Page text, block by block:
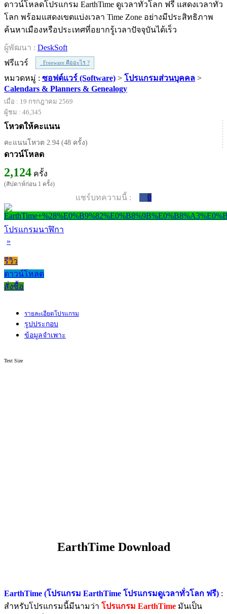
ดาวน์โหลดโปรแกรม EarthTime ดูเวลาทั่วโลก ฟรี แสดงเวลาทั่ว
โลก พร้อมแสดงเขตแบ่งเวลา Time Zone อย่างมีประสิทธิภาพ
ค้นหาเมืองหรือประเทศที่อยากรู้เวลาปัจจุบันได้เร็ว
ผู้พัฒนา : DeskSoft
ฟรีแวร์
Freeware คืออะไร ?
หมวดหมู่ : ซอฟต์แวร์ (Software) > โปรแกรมส่วนบุคคล >
Calendars & Planners & Genealogy
เมื่อ : 19 กรกฎาคม 2569
ผู้ชม : 46,345
โหวตให้คะแนน
คะแนนโหวต 2.94 (48 ครั้ง)
ดาวน์โหลด
2,124 ครั้ง
(สัปดาห์ก่อน 1 ครั้ง)
แชร์บทความนี้ : 0
โปรแกรมนาฬิกา
»
รีวิว
ดาวน์โหลด
สั่งซื้อ
รายละเอียดโปรแกรม
รูปประกอบ
ข้อมูลจำเพาะ
Text Size
EarthTime Download
EarthTime (โปรแกรม EarthTime โปรแกรมดูเวลาทั่วโลก ฟรี) :
สำหรับโปรแกรมนี้มีนามว่า โปรแกรม EarthTime มันเป็น